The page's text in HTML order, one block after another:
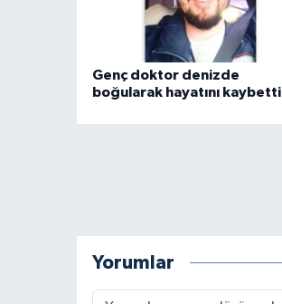
Genç doktor denizde
boğularak hayatını kaybetti
Yorumlar